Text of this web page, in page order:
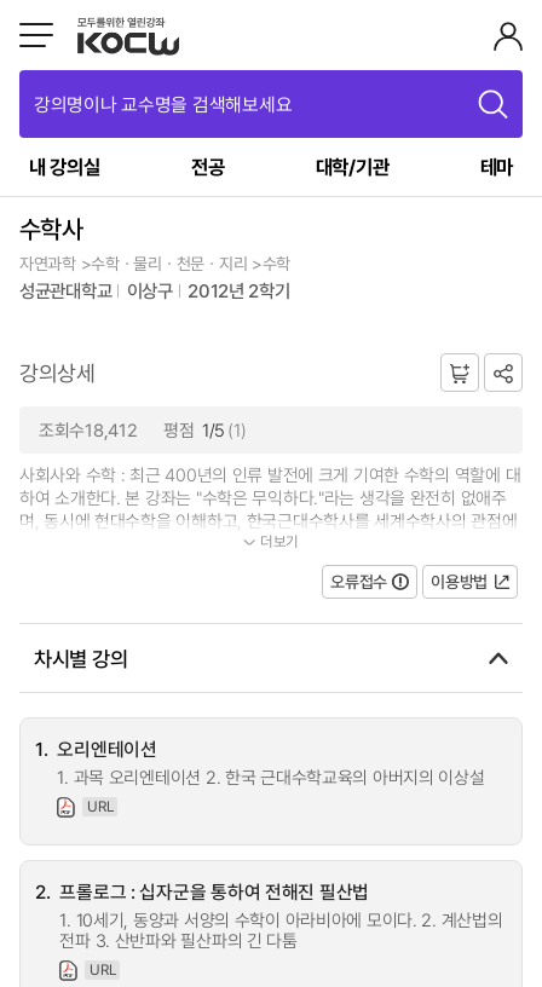
강의명이나 교수명을 검색해보세요
내 강의실 전공 대학/기관 테마
수학사
자연과학 >수학ㆍ물리ㆍ천문ㆍ지리 >수학
성균관대학교 이상구 2012년 2학기
강의상세
조회수18,412 평점 1/5 (1)
사회사와 수학 : 최근 400년의 인류 발전에 크게 기여한 수학의 역할에 대
하여 소개한다. 본 강좌는 "수학은 무익하다."라는 생각을 완전히 없애주
며, 동시에 현대수학을 이해하고, 한국근대수학사를 세계수학사의 관점에
서 학습하고, 동양수학사와 서양수...더보기
오류접수 이용방법
차시별 강의
1. 오리엔테이션
1. 과목 오리엔테이션 2. 한국 근대수학교육의 아버지의 이상설
URL
2. 프롤로그 : 십자군을 통하여 전해진 필산법
1. 10세기, 동양과 서양의 수학이 아라비아에 모이다. 2. 계산법의
전파 3. 산반파와 필산파의 긴 다툼
URL